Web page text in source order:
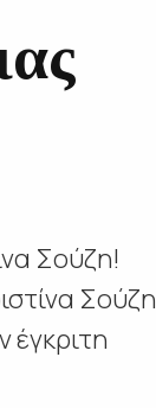
Σούζη!
Σούζη
έγκριτη